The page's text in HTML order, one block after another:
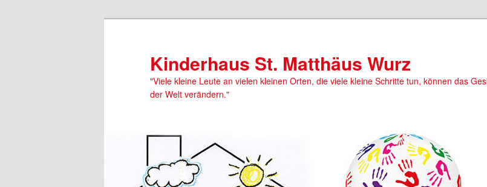
Kinderhaus St. Matthäus Wurz
"Viele kleine Leute an vielen kleinen Orten, die viele kleine Schritte tun, können das
der Welt verändern."